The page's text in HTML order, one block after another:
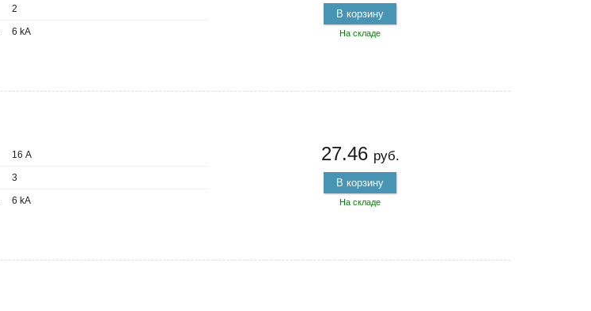
2
6 kA
В корзину
На складе
16 А
3
6 kA
27.46 руб.
В корзину
На складе